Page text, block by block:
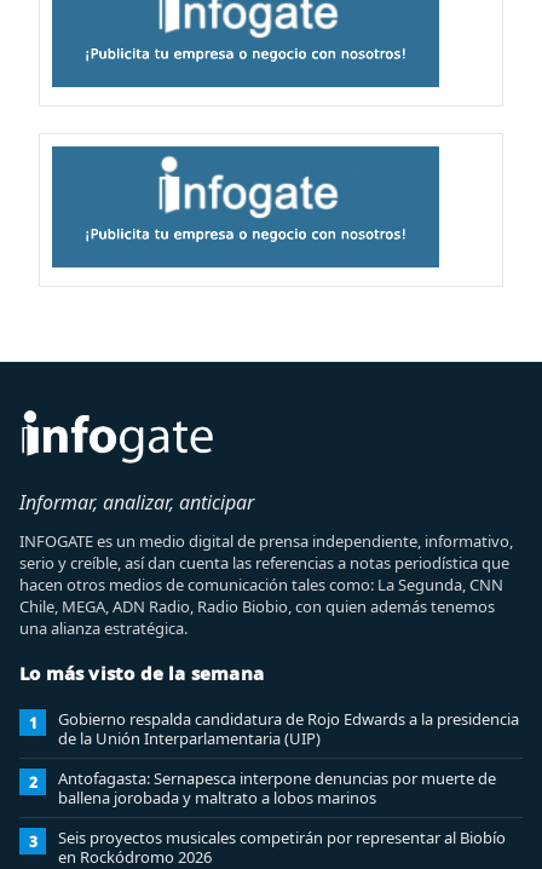
Informar, analizar, anticipar
INFOGATE es un medio digital de prensa independiente, informativo,
serio y creíble, así dan cuenta las referencias a notas periodística que
hacen otros medios de comunicación tales como: La Segunda, CNN
Chile, MEGA, ADN Radio, Radio Biobio, con quien además tenemos
una alianza estratégica.
Lo más visto de la semana
1
Gobierno respalda candidatura de Rojo Edwards a la presidencia
de la Unión Interparlamentaria (UIP)
2
Antofagasta: Sernapesca interpone denuncias por muerte de
ballena jorobada y maltrato a lobos marinos
3
Seis proyectos musicales competirán por representar al Biobío
en Rockódromo 2026